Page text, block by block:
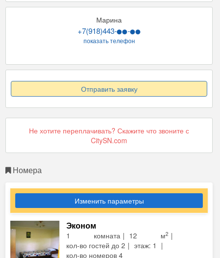
Марина
+7(918)443- -
показать телефон
Отправить заявку
Не хотите переплачивать? Скажите что звоните с
CitySN.com
Номера
Изменить параметры
Эконом
1 комната 12 м2
кол-во гостей до 2
этаж: 1
кол-во номеров 4